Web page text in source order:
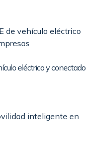
eléctrico y conectado